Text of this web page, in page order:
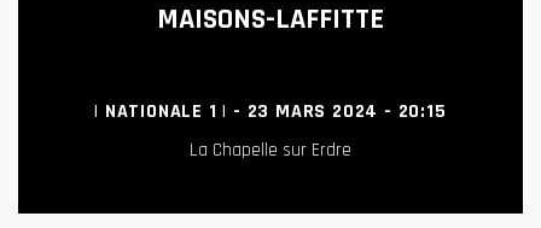
MAISONS-LAFFITTE
| NATIONALE 1 | - 23 MARS 2024 - 20:15
La Chapelle sur Erdre